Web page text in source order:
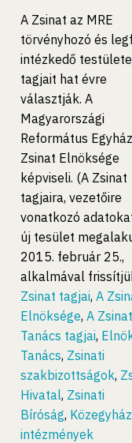
A Zsinat az MRE
törvényhozó és
intézkedő
tagjait hat évre
választják. A
Magyarországi
Református
Zsinat Elnöksége
képviseli. (A Zsinat
tagjaira, vezetőire
vonatkozó
új tesület
2015. február 25.,
alkalmával
Zsinat tagjai, A
Elnöksége, A
Tanács tagjai,
Tanács, Zsinati
szakbizottságok,
Hivatal, Zsinati
Bíróság,
intézmények